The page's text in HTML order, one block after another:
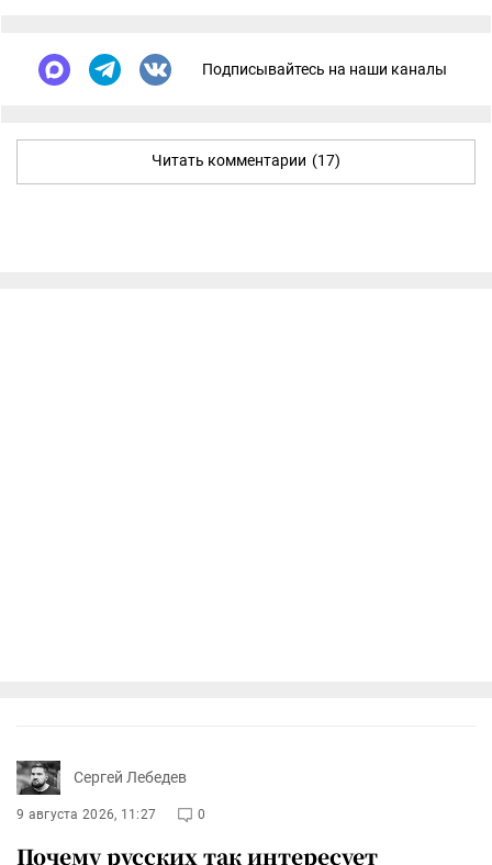
Подписывайтесь на наши каналы
Читать комментарии (17)
Сергей Лебедев
9 августа 2026, 11:27 0
Почему русских так интересует